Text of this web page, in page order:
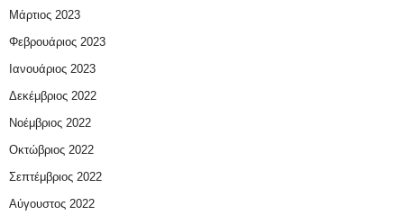
Μάρτιος 2023
Φεβρουάριος 2023
Ιανουάριος 2023
Δεκέμβριος 2022
Νοέμβριος 2022
Οκτώβριος 2022
Σεπτέμβριος 2022
Αύγουστος 2022